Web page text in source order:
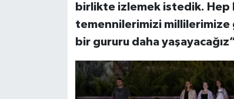
birlikte izlemek istedik. Hep
temennilerimizi millilerimize
bir gururu daha